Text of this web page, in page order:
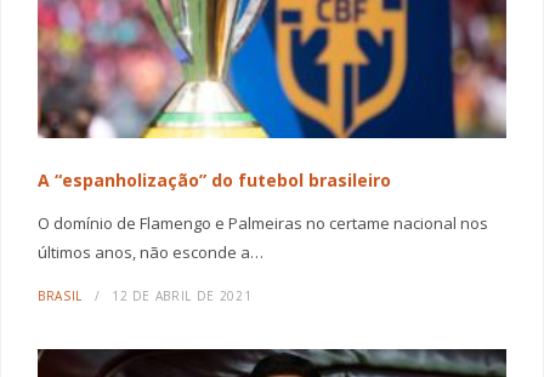
A “espanholização” do futebol brasileiro
O domínio de Flamengo e Palmeiras no certame nacional nos
últimos anos, não esconde a…
BRASIL 12 DE ABRIL DE 2021